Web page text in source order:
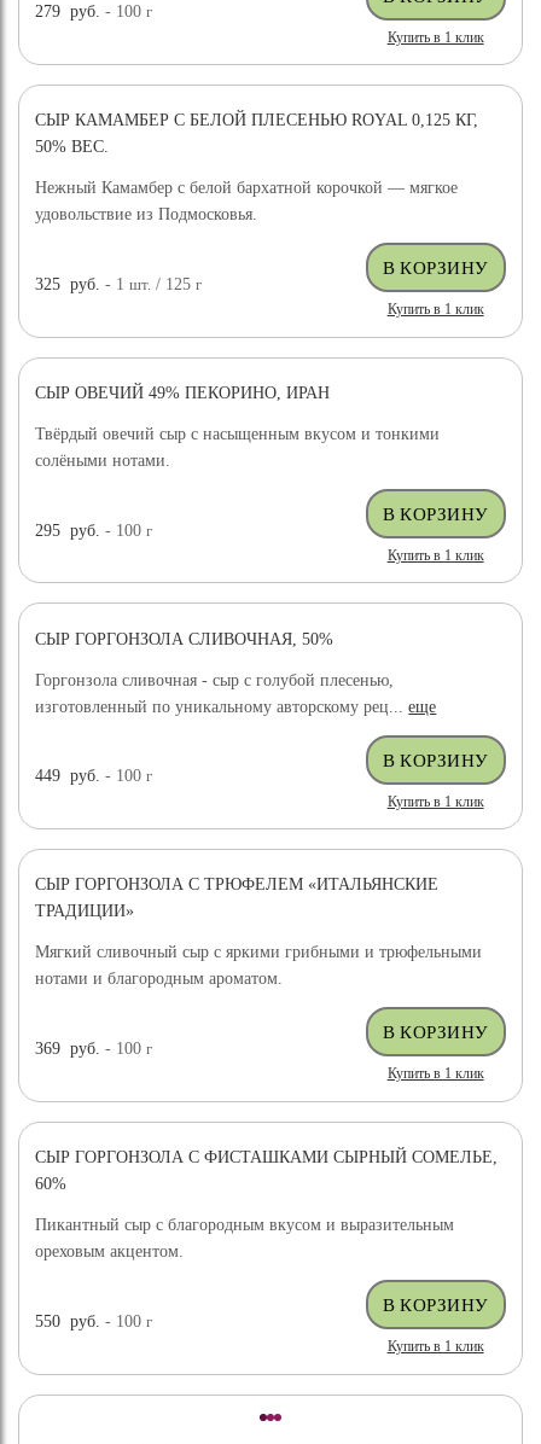
279 руб. - 100г
Купить в 1 клик
СЫР КАМАМБЕР С БЕЛОЙ ПЛЕСЕНЬЮ ROYAL 0,125 КГ,
50% ВЕС.
Нежный Камамбер с белой бархатной корочкой — мягкое
удовольствие из Подмосковья.
325 руб. - 1шт. / 125г
Купить в 1 клик
ХИТ ПРОДАЖ
СЫР ОВЕЧИЙ 49% ПЕКОРИНО, ИРАН
Твёрдый овечий сыр с насыщенным вкусом и тонкими
солёными нотами.
295 руб. - 100г
Купить в 1 клик
СЫР ГОРГОНЗОЛА СЛИВОЧНАЯ, 50%
Горгонзола сливочная - сыр с голубой плесенью,
изготовленный по уникальному авторскому рец...еще
449 руб. - 100г
Купить в 1 клик
СЫР ГОРГОНЗОЛА С ТРЮФЕЛЕМ «ИТАЛЬЯНСКИЕ
ТРАДИЦИИ»
Мягкий сливочный сыр с яркими грибными и трюфельными
нотами и благородным ароматом.
369 руб. - 100г
Купить в 1 клик
НОВИНКА
СЫР ГОРГОНЗОЛА С ФИСТАШКАМИ СЫРНЫЙ СОМЕЛЬЕ,
60%
Пикантный сыр с благородным вкусом и выразительным
ореховым акцентом.
550 руб. - 100г
Купить в 1 клик